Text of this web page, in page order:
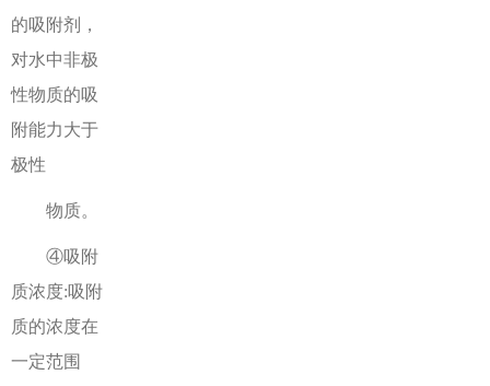
的吸附剂，
对水中非极
性物质的吸
附能力大于
极性
物质。
④吸附
质浓度:吸附
质的浓度在
一定范围